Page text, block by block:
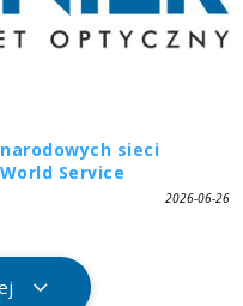
sieci
Service
2026-06-26